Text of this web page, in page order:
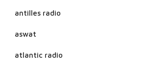
antilles radio
aswat
atlantic radio